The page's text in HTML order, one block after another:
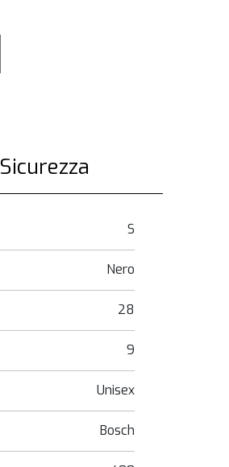
Sicurezza
S
Nero
28
9
Unisex
Bosch